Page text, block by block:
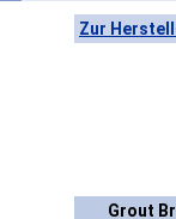
Zur
Grout